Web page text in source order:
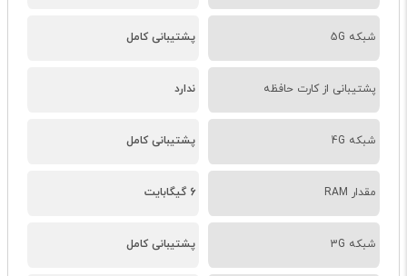
شبکه 5G پشتیبانی کامل
پشتیبانی از کارت حافظه ندارد
شبکه 4G پشتیبانی کامل
مقدار RAM 6 گیگابایت
شبکه 3G پشتیبانی کامل